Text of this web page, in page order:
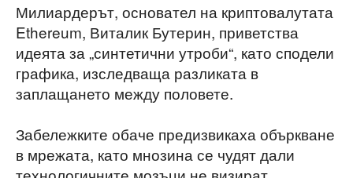
Милиардерът, основател на криптовалутата
Ethereum, Виталик Бутерин, приветства
идеята за „синтетични утроби“, като сподели
графика, изследваща разликата в
заплащането между половете.
Забележките обаче предизвикаха объркване
в мрежата, като мнозина се чудят дали